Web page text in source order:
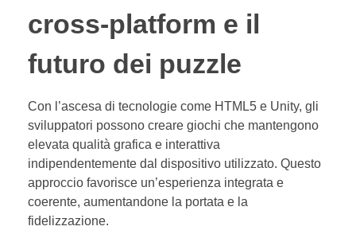
cross-platform e il
futuro dei puzzle
Con l’ascesa di tecnologie come HTML5 e Unity, gli
sviluppatori possono creare giochi che mantengono
elevata qualità grafica e interattiva
indipendentemente dal dispositivo utilizzato. Questo
approccio favorisce un’esperienza integrata e
coerente, aumentandone la portata e la
fidelizzazione.